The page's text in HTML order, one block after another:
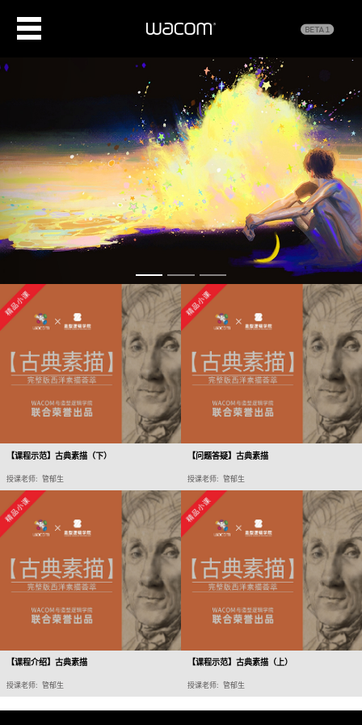
Next
【课程示范】古典素描（下）
授课老师: 管郁生
【问题答疑】古典素描
授课老师: 管郁生
【课程介绍】古典素描
授课老师: 管郁生
【课程示范】古典素描（上）
授课老师: 管郁生